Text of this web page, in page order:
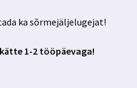
ka sõrmejäljelugejat!
kätte 1-2 tööpäevaga!